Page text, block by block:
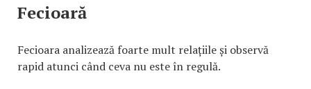
Fecioară
Fecioara analizează foarte mult relațiile și observă
rapid atunci când ceva nu este în regulă.